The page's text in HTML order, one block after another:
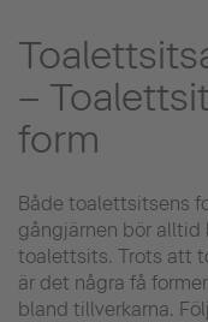
–
form
Både toalettsitsens
gångjärnen bör alltid
toalettsits. Trots att
är det några få
bland tillverkarna.